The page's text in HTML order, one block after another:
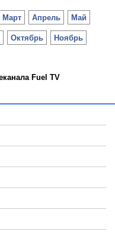
Март Апрель Май
Октябрь Ноябрь
Fuel TV